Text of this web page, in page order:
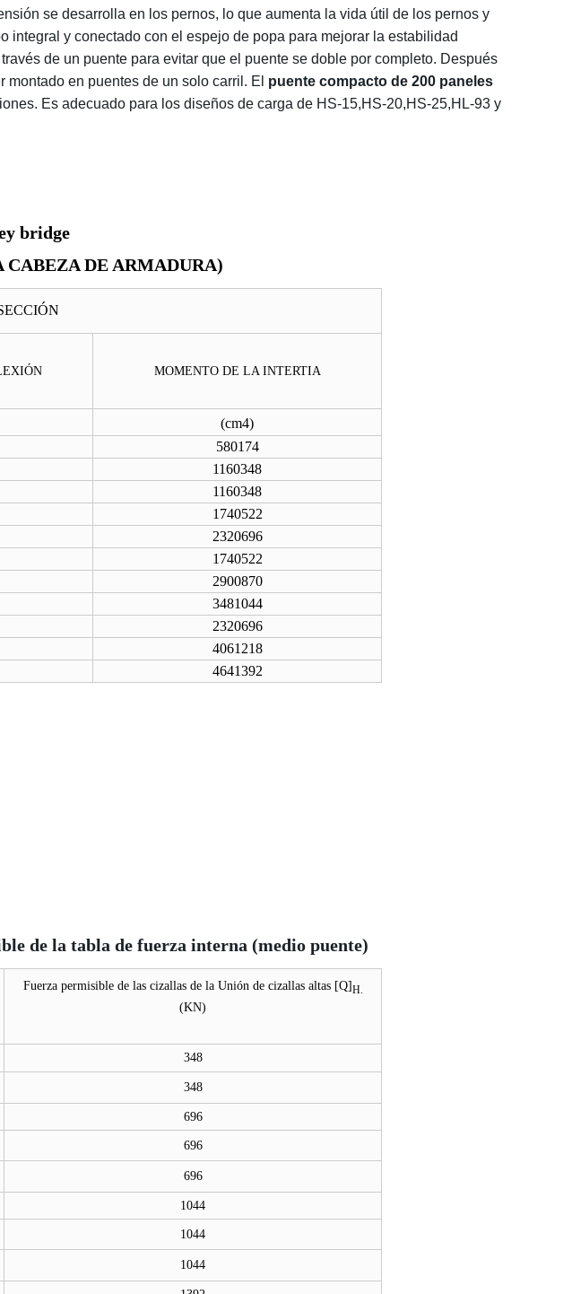
se desarrolla en los pernos, lo que aumenta la vida útil de los pernos y
y conectado con el espejo de popa para mejorar la estabilidad
de un puente para evitar que el puente se doble por completo. Después
en puentes de un solo carril. El puente compacto de 200 paneles
Es adecuado para los diseños de carga de HS-15,HS-20,HS-25,HL-93 y
bridge
CABEZA DE ARMADURA)
MOMENTO DE LA INTERTIA
(cm4)
580174
1160348
1160348
1740522
2320696
1740522
2900870
3481044
2320696
4061218
4641392
de la tabla de fuerza interna (medio puente)
Fuerza permisible de las cizallas de la Unión de cizallas altas [Q]H.
(KN)
348
348
696
696
696
1044
1044
1044